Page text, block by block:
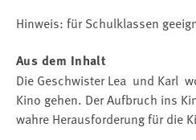
Hinweis: für Schulklassen
Aus dem Inhalt
Die Geschwister Lea und Karl
Kino gehen. Der Aufbruch ins
wahre Herausforderung für die